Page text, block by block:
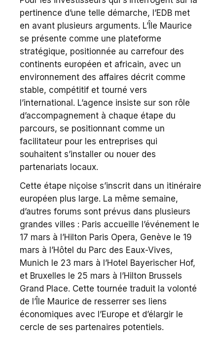
pertinence d’une telle démarche, l’EDB met
en avant plusieurs arguments. L’Île Maurice
se présente comme une plateforme
stratégique, positionnée au carrefour des
continents européen et africain, avec un
environnement des affaires décrit comme
stable, compétitif et tourné vers
l’international. L’agence insiste sur son rôle
d’accompagnement à chaque étape du
parcours, se positionnant comme un
facilitateur pour les entreprises qui
souhaitent s’installer ou nouer des
partenariats locaux.
Cette étape niçoise s’inscrit dans un itinéraire
européen plus large. La même semaine,
d’autres forums sont prévus dans plusieurs
grandes villes : Paris accueille l’événement le
17 mars à l’Hilton Paris Opera, Genève le 19
mars à l’Hôtel du Parc des Eaux-Vives,
Munich le 23 mars à l’Hotel Bayerischer Hof,
et Bruxelles le 25 mars à l’Hilton Brussels
Grand Place. Cette tournée traduit la volonté
de l’Île Maurice de resserrer ses liens
économiques avec l’Europe et d’élargir le
cercle de ses partenaires potentiels.